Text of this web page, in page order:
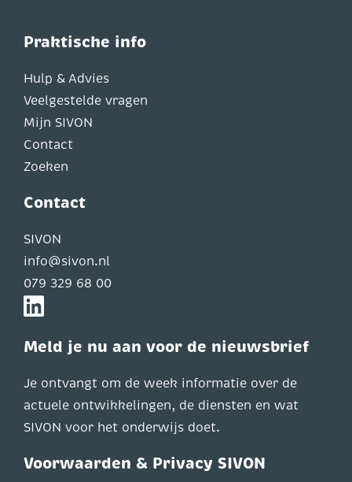
Praktische info
Hulp & Advies
Veelgestelde vragen
Mijn SIVON
Contact
Zoeken
Contact
SIVON
info@sivon.nl
079 329 68 00
Meld je nu aan voor de nieuwsbrief
Je ontvangt om de week informatie over de
actuele ontwikkelingen, de diensten en wat
SIVON voor het onderwijs doet.
Voorwaarden & Privacy SIVON